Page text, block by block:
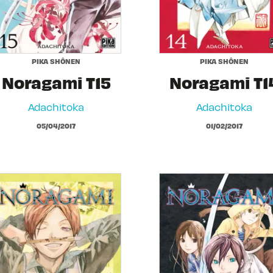
PIKA SHÔNEN
Noragami T15
Adachitoka
05/04/2017
PIKA SHÔNEN
Noragami
Adachitoka
01/02/2017